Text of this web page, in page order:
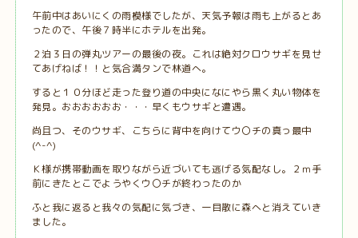
午前中はあいにくの雨模様でしたが、天気予報は雨も上がるとあ
ったので、午後７時半にホテルを出発。
２泊３日の弾丸ツアーの最後の夜。これは絶対クロウサギを見せ
てあげねば！！と気合満タンで林道へ。
すると１０分ほど走った登り道の中央になにやら黒く丸い物体を
発見。おおおおおお・・・早くもウサギと遭遇。
尚且つ、そのウサギ、こちらに背中を向けてウ〇チの真っ最中
(^-^)
Ｋ様が携帯動画を取りながら近づいても逃げる気配なし。２ｍ手
前にきたとこでようやくウ〇チが終わったのか
ふと我に返ると我々の気配に気づき、一目散に森へと消えていき
ました。